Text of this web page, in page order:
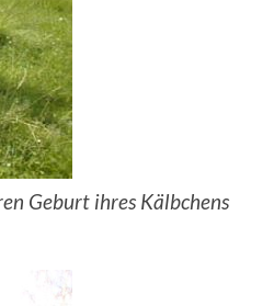
Geburt ihres Kälbchens